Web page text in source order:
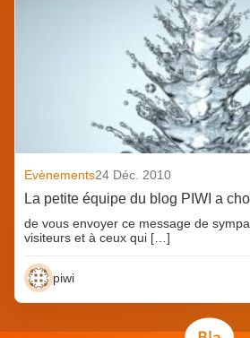
Evènements24 Déc. 2010
La petite équipe du blog PIWI a
de vous envoyer ce message de
visiteurs et à ceux qui […]
piwi